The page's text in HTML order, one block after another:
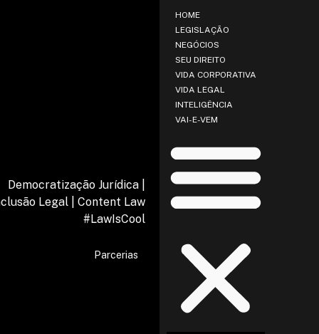
Democratização Jurídica |
Legal | Content Law
#LawIsCool
Parcerias
HOME
LEGISLAÇÃO
NEGÓCIOS
SEU DIREITO
VIDA CORPORATIVA
VIDA LEGAL
INTELIGÊNCIA
VAI-E-VEM